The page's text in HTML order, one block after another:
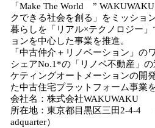
「Make The World ”
クできる社会を創る」をミッショ
暮らしを「リアル×テクノロジー
ョンを中心した事業を推進。
「中古仲介＋リノベーション」の
シェアNo.1*の「リノベ不動産」
ケティングオートメーションの開
た中古住宅プラットフォーム事業
会社名：株式会社WAKUWAKU
所在地：東京都目黒区三田2-4-4
adquarter）